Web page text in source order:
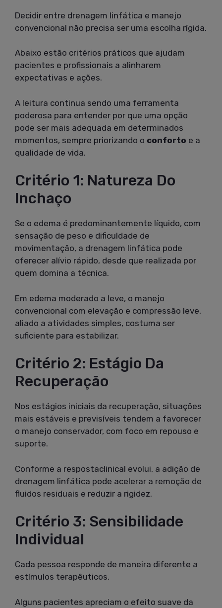
Decidir entre drenagem linfática e manejo
convencional não precisa ser uma escolha rígida.
Abaixo estão critérios práticos que ajudam
pacientes e profissionais a alinharem
expectativas e ações.
A leitura continua sendo uma ferramenta
poderosa para entender por que uma opção
pode ser mais adequada em determinados
momentos, sempre priorizando o conforto e a
qualidade de vida.
Critério 1: Natureza Do
Inchaço
Se o edema é predominantemente líquido, com
sensação de peso e dificuldade de
movimentação, a drenagem linfática pode
oferecer alívio rápido, desde que realizada por
quem domina a técnica.
Em edema moderado a leve, o manejo
convencional com elevação e compressão leve,
aliado a atividades simples, costuma ser
suficiente para estabilizar.
Critério 2: Estágio Da
Recuperação
Nos estágios iniciais da recuperação, situações
mais estáveis e previsíveis tendem a favorecer
o manejo conservador, com foco em repouso e
suporte.
Conforme a respostaclinical evolui, a adição de
drenagem linfática pode acelerar a remoção de
fluidos residuais e reduzir a rigidez.
Critério 3: Sensibilidade
Individual
Cada pessoa responde de maneira diferente a
estímulos terapêuticos.
Alguns pacientes apreciam o efeito suave da